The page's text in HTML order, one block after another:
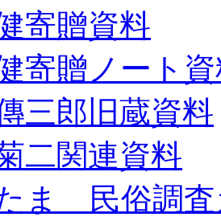
寄贈資料
寄贈ノート
三郎旧蔵資料
二関連資料
ま 民俗調査